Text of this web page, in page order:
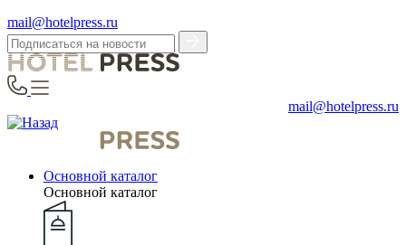
mail@hotelpress.ru
mail@hotelpress.ru
Основной каталог
Основной каталог